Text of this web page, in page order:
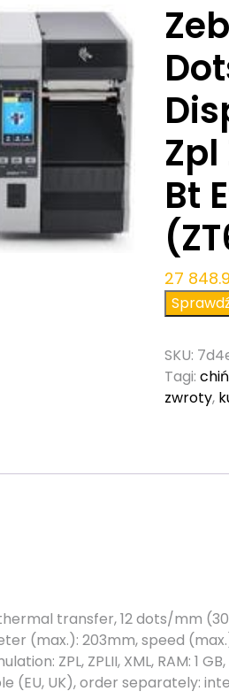
Zpl
Bt
27
SKU:
Tagi:
zwroty,
transfer, 12 dots/mm
(max.): 203mm, speed
ZPL, ZPLII, XML, RAM: 1
(EU, UK), order separately: